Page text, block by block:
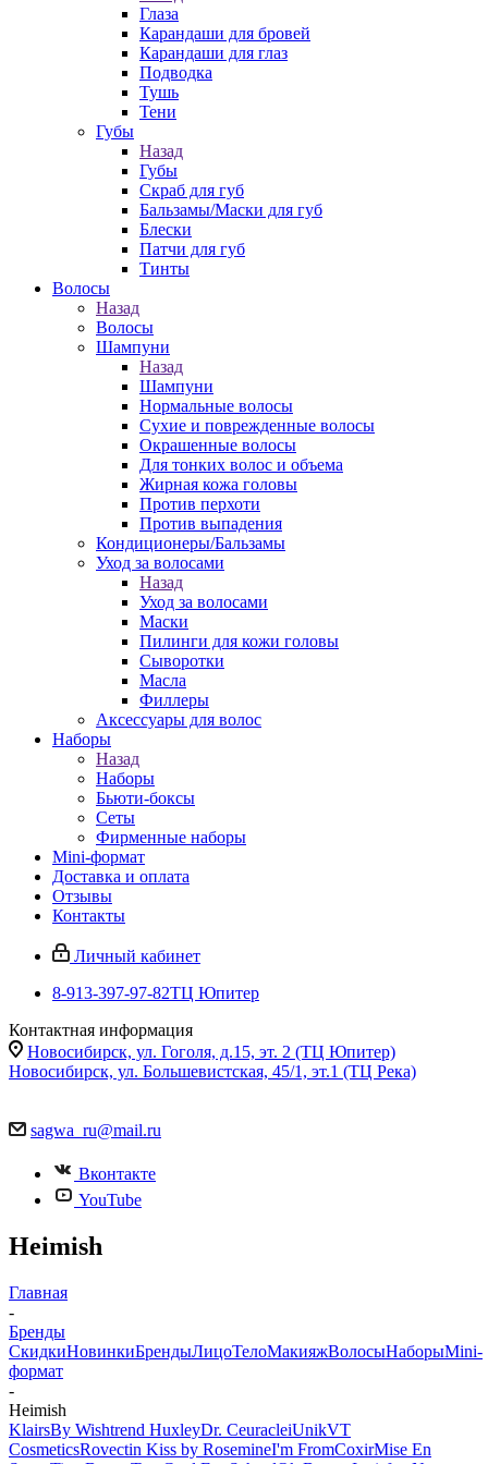
Глаза
Карандаши для бровей
Карандаши для глаз
Подводка
Тушь
Тени
Губы
Назад
Губы
Скраб для губ
Бальзамы/Маски для губ
Блески
Патчи для губ
Тинты
Волосы
Назад
Волосы
Шампуни
Назад
Шампуни
Нормальные волосы
Сухие и поврежденные волосы
Окрашенные волосы
Для тонких волос и объема
Жирная кожа головы
Против перхоти
Против выпадения
Кондиционеры/Бальзамы
Уход за волосами
Назад
Уход за волосами
Маски
Пилинги для кожи головы
Сыворотки
Масла
Филлеры
Аксессуары для волос
Наборы
Назад
Наборы
Бьюти-боксы
Сеты
Фирменные наборы
Mini-формат
Доставка и оплата
Отзывы
Контакты
Личный кабинет
8-913-397-97-82ТЦ Юпитер
Контактная информация
Новосибирск, ул. Гоголя, д.15, эт. 2 (ТЦ Юпитер)
Новосибирск, ул. Большевистская, 45/1, эт.1 (ТЦ Река)
sagwa_ru@mail.ru
Вконтакте
YouTube
Heimish
Главная
-
Бренды
СкидкиНовинкиБрендыЛицоТелоМакияжВолосыНаборыMini-
формат
-
Heimish
KlairsBy Wishtrend HuxleyDr. CeuracleiUnikVT
CosmeticsRovectin Kiss by RosemineI'm FromCoxirMise En